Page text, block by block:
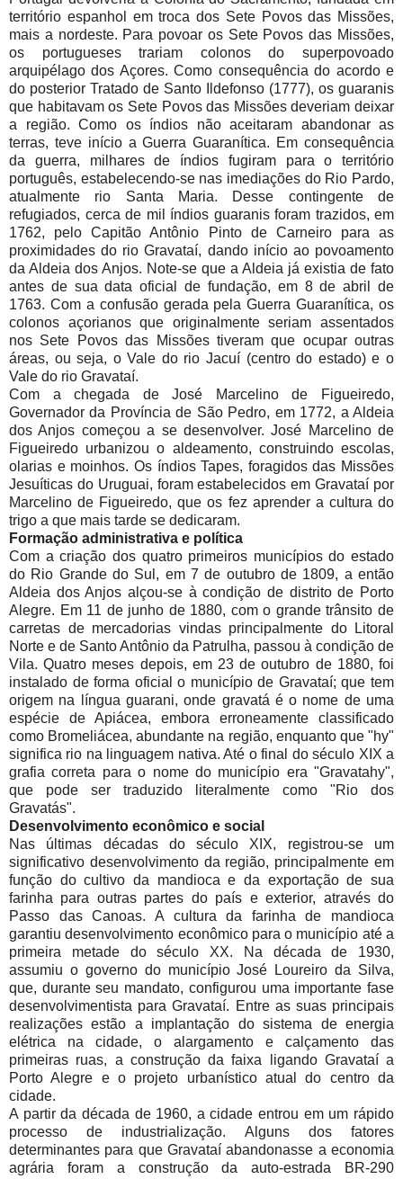
território espanhol em troca dos Sete Povos das Missões,
mais a nordeste. Para povoar os Sete Povos das Missões,
os portugueses trariam colonos do superpovoado
arquipélago dos Açores. Como consequência do acordo e
do posterior Tratado de Santo Ildefonso (1777), os guaranis
que habitavam os Sete Povos das Missões deveriam deixar
a região. Como os índios não aceitaram abandonar as
terras, teve início a Guerra Guaranítica. Em consequência
da guerra, milhares de índios fugiram para o território
português, estabelecendo-se nas imediações do Rio Pardo,
atualmente rio Santa Maria. Desse contingente de
refugiados, cerca de mil índios guaranis foram trazidos, em
1762, pelo Capitão Antônio Pinto de Carneiro para as
proximidades do rio Gravataí, dando início ao povoamento
da Aldeia dos Anjos. Note-se que a Aldeia já existia de fato
antes de sua data oficial de fundação, em 8 de abril de
1763. Com a confusão gerada pela Guerra Guaranítica, os
colonos açorianos que originalmente seriam assentados
nos Sete Povos das Missões tiveram que ocupar outras
áreas, ou seja, o Vale do rio Jacuí (centro do estado) e o
Vale do rio Gravataí.
Com a chegada de José Marcelino de Figueiredo,
Governador da Província de São Pedro, em 1772, a Aldeia
dos Anjos começou a se desenvolver. José Marcelino de
Figueiredo urbanizou o aldeamento, construindo escolas,
olarias e moinhos. Os índios Tapes, foragidos das Missões
Jesuíticas do Uruguai, foram estabelecidos em Gravataí por
Marcelino de Figueiredo, que os fez aprender a cultura do
trigo a que mais tarde se dedicaram.
Formação administrativa e política
Com a criação dos quatro primeiros municípios do estado
do Rio Grande do Sul, em 7 de outubro de 1809, a então
Aldeia dos Anjos alçou-se à condição de distrito de Porto
Alegre. Em 11 de junho de 1880, com o grande trânsito de
carretas de mercadorias vindas principalmente do Litoral
Norte e de Santo Antônio da Patrulha, passou à condição de
Vila. Quatro meses depois, em 23 de outubro de 1880, foi
instalado de forma oficial o município de Gravataí; que tem
origem na língua guarani, onde gravatá é o nome de uma
espécie de Apiácea, embora erroneamente classificado
como Bromeliácea, abundante na região, enquanto que "hy"
significa rio na linguagem nativa. Até o final do século XIX a
grafia correta para o nome do município era "Gravatahy",
que pode ser traduzido literalmente como "Rio dos
Gravatás".
Desenvolvimento econômico e social
Nas últimas décadas do século XIX, registrou-se um
significativo desenvolvimento da região, principalmente em
função do cultivo da mandioca e da exportação de sua
farinha para outras partes do país e exterior, através do
Passo das Canoas. A cultura da farinha de mandioca
garantiu desenvolvimento econômico para o município até a
primeira metade do século XX. Na década de 1930,
assumiu o governo do município José Loureiro da Silva,
que, durante seu mandato, configurou uma importante fase
desenvolvimentista para Gravataí. Entre as suas principais
realizações estão a implantação do sistema de energia
elétrica na cidade, o alargamento e calçamento das
primeiras ruas, a construção da faixa ligando Gravataí a
Porto Alegre e o projeto urbanístico atual do centro da
cidade.
A partir da década de 1960, a cidade entrou em um rápido
processo de industrialização. Alguns dos fatores
determinantes para que Gravataí abandonasse a economia
agrária foram a construção da auto-estrada BR-290